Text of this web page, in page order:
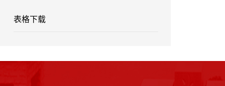
表格下载